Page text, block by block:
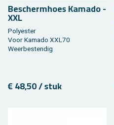
Be­scherm­hoes Ka­ma­do -
XXL
Po­ly­es­ter
Voor Ka­ma­do XXL70
Weer­be­sten­dig
€ 48,50 / stuk